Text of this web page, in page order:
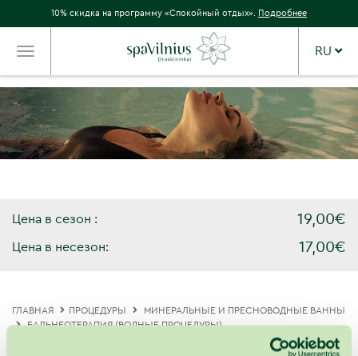
10% скидка на программу «Спокойный отдых». Подробнее
TOGGLE
NAVIGATION
RU
Цена в сезон : 19,00€
Цена в несезон: 17,00€
ГЛАВНАЯ ПРОЦЕДУРЫ
МИНЕРАЛЬНЫЕ И ПРЕСНОВОДНЫЕ ВАННЫ
БАЛЬНЕОТЕРАПИЯ (ВОДНЫЕ ПРОЦЕДУРЫ)